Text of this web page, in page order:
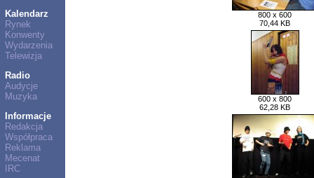
Kalendarz
Rynek
Konwenty
Wydarzenia
Telewizja
Radio
Audycje
Muzyka
Informacje
Redakcja
Współpraca
Reklama
Mecenat
IRC
800 x 600
70,44 KB
600 x 800
62,28 KB